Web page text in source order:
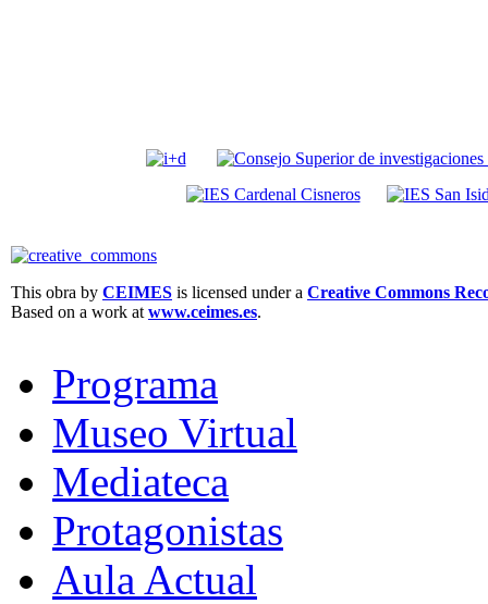
This obra by CEIMES is licensed under a Creative Commons
Based on a work at www.ceimes.es.
Programa
Museo Virtual
Mediateca
Protagonistas
Aula Actual